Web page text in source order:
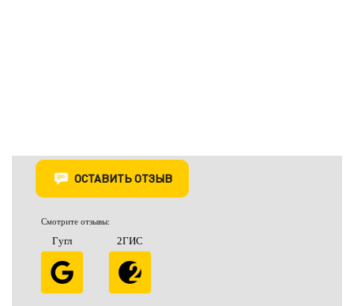
ОСТАВИТЬ ОТЗЫВ
Смотрите отзывы:
Гугл 2ГИС